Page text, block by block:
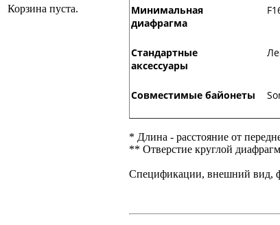
Корзина пуста.
Минимальная
диафрагма
Стандартные
аксессуары
Совместимые байонеты
* Длина - расстояние от
** Отверстие круглой
Спецификации, внешний вид,